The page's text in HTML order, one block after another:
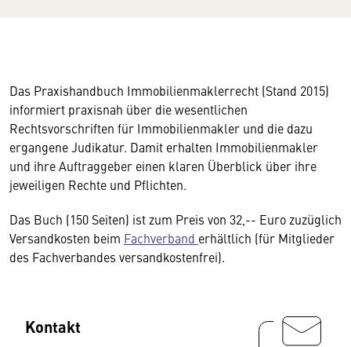
Das Praxishandbuch Immobilienmaklerrecht (Stand 2015)
informiert praxisnah über die wesentlichen
Rechtsvorschriften für Immobilienmakler und die dazu
ergangene Judikatur. Damit erhalten Immobilienmakler
und ihre Auftraggeber einen klaren Überblick über ihre
jeweiligen Rechte und Pflichten.
Das Buch (150 Seiten) ist zum Preis von 32,-- Euro zuzüglich
Versandkosten beim Fachverband erhältlich (für Mitglieder
des Fachverbandes versandkostenfrei).
Kontakt